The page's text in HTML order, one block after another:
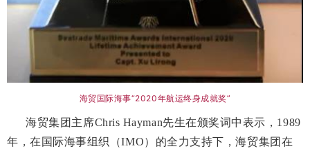
海贸国际海事“2020年航运终身成就奖”
海贸集团主席Chris Hayman先生在颁奖词中表示，1989
年，在国际海事组织（IMO）的全力支持下，海贸集团在